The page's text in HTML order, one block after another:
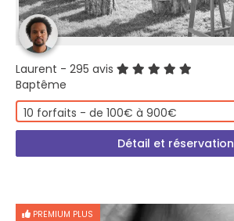
Laurent - 295 avis
Baptême
10 forfaits - de 100€ à 900€
Détail et réservation
PREMIUM PLUS